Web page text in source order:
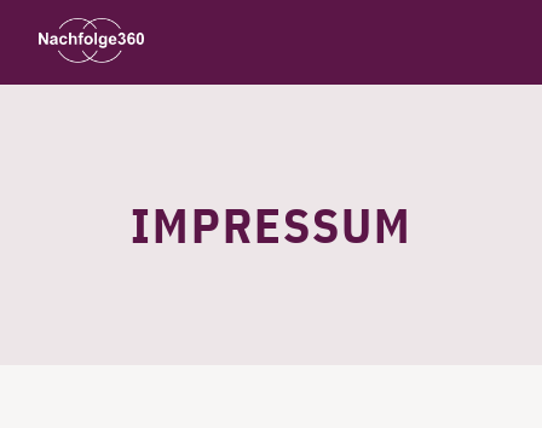
IMPRESSUM